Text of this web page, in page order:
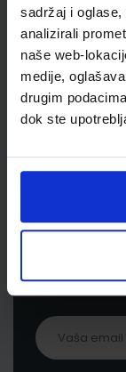
sadržaj i
analizirali
naše web-
medije,
drugim
dok ste
Prijavite